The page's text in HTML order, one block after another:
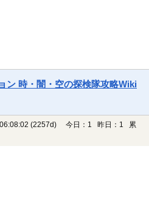
ン 時・闇・空の探検隊攻略Wiki
(2257d)
今日：1 昨日：1 累